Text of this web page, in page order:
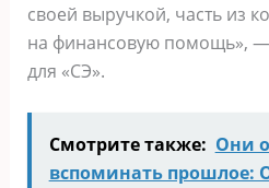
своей выручкой, часть из
на финансовую помощь»,
для «СЭ».
Смотрите также: Они
вспоминать прошлое: